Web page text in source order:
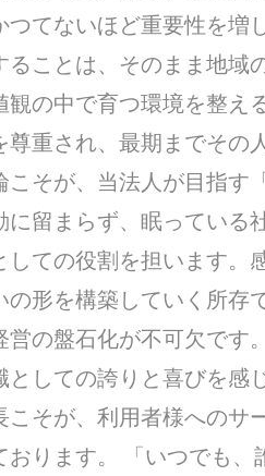
つてないほど重要性を増
ることは、そのまま地域
観の中で育つ環境を整え
尊重され、最期までその
こそが、当法人が目指す
に留まらず、眠っている
しての役割を担います。
の形を構築していく所存
営の盤石化が不可欠です
としての誇りと喜びを感
こそが、利用者様へのサ
おります。 「いつでも